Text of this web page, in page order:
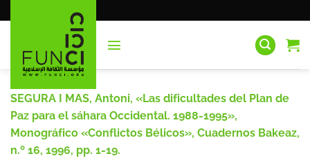
al
SEGURA I MAS, Antoni, «Las dificultades del Plan de
Paz para el sáhara Occidental. 1988-1995»,
Monográfico «Conflictos Bélicos», Cuadernos Bakeaz,
n.º 16, 1996, pp. 1-19.